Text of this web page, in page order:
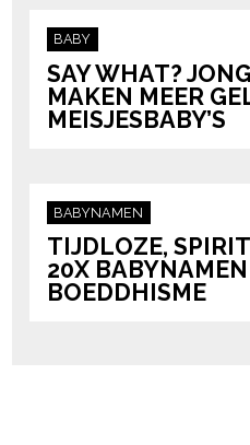
BABY
SAY WHAT?
MAKEN MEER
MEISJESBABY’S
BABYNAMEN
TIJDLOZE,
20X
BOEDDHISME